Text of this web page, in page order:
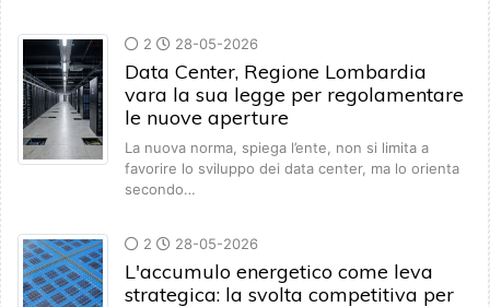
2 28-05-2026
Data Center, Regione Lombardia
vara la sua legge per regolamentare
le nuove aperture
La nuova norma, spiega l’ente, non si limita a
favorire lo sviluppo dei data center, ma lo orienta
secondo…
2 28-05-2026
L'accumulo energetico come leva
strategica: la svolta competitiva per